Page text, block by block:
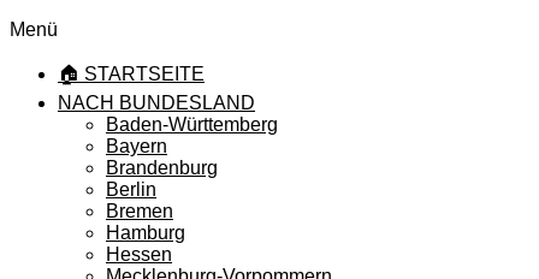
Menü
🏠 STARTSEITE
NACH BUNDESLAND
Baden-Württemberg
Bayern
Brandenburg
Berlin
Bremen
Hamburg
Hessen